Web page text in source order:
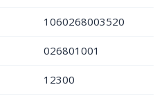
1060268003520
026801001
12300